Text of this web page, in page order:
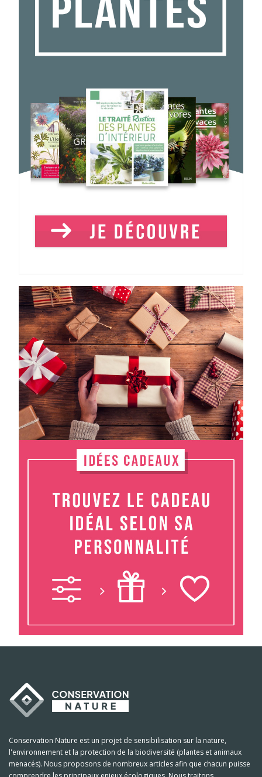
Conservation Nature est un projet de sensibilisation sur la nature,
l'environnement et la protection de la biodiversité (plantes et animaux
menacés). Nous proposons de nombreux articles afin que chacun puisse